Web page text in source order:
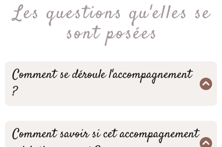
Les questions qu'elles se
sont posées
Comment se déroule l'accompagnement
?
en quelques minutes tes accès à ta plateforme
d'accompagnement directement sur l’adresse
Comment savoir si cet accompagnement